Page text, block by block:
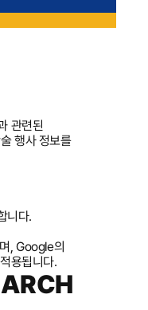
관련된
행사 정보를
니다.
, Google의
용됩니다.